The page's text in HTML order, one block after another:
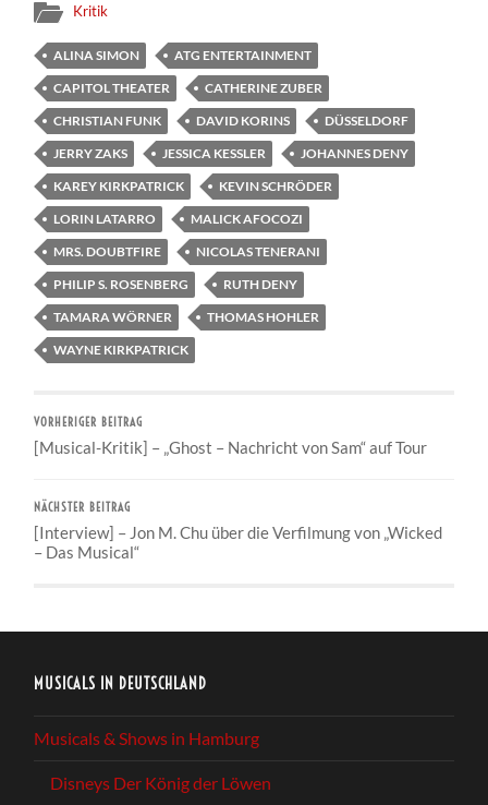
Kritik
ALINA SIMON
ATG ENTERTAINMENT
CAPITOL THEATER
CATHERINE ZUBER
CHRISTIAN FUNK
DAVID KORINS
DÜSSELDORF
JERRY ZAKS
JESSICA KESSLER
JOHANNES DENY
KAREY KIRKPATRICK
KEVIN SCHRÖDER
LORIN LATARRO
MALICK AFOCOZI
MRS. DOUBTFIRE
NICOLAS TENERANI
PHILIP S. ROSENBERG
RUTH DENY
TAMARA WÖRNER
THOMAS HOHLER
WAYNE KIRKPATRICK
VORHERIGER BEITRAG
[Musical-Kritik] – „Ghost – Nachricht von Sam“ auf Tour
NÄCHSTER BEITRAG
[Interview] – Jon M. Chu über die Verfilmung von „Wicked
– Das Musical“
MUSICALS IN DEUTSCHLAND
Musicals & Shows in Hamburg
Disneys Der König der Löwen